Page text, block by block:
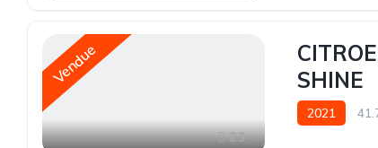
Vendue
23
SHINE
2021